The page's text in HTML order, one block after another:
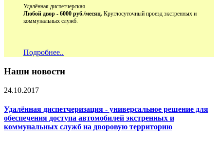
Удалённая диспетчерская
Любой двор - 6000 руб./месяц. Круглосуточный проезд экстренных и
коммунальных служб.
Подробнее..
Наши новости
24.10.2017
Удалённая диспетчеризация - универсальное решение для
обеспечения доступа автомобилей экстренных и
коммунальных служб на дворовую территорию